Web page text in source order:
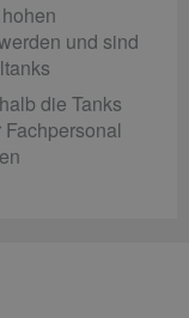
und sind
die Tanks